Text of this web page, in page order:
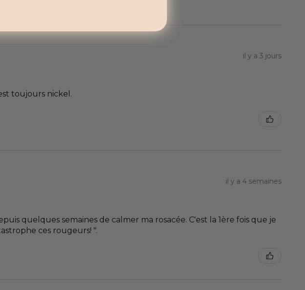
il y a 3 jours
toujours nickel.
il y a 4 semaines
quelques semaines de calmer ma rosacée. C'est la 1ère fois que je
ces rougeurs! ".